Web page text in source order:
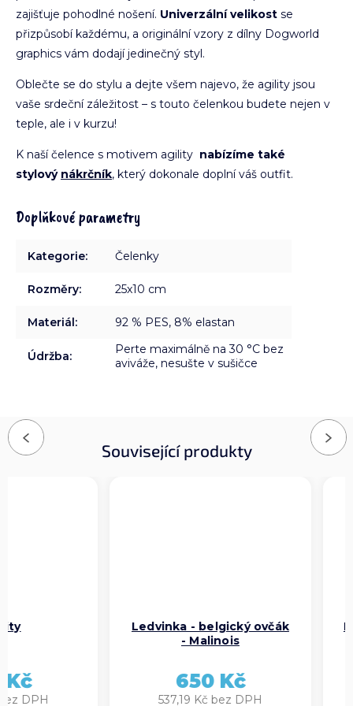
zajišťuje pohodlné nošení. Univerzální velikost se
přizpůsobí každému, a originální vzory z dílny Dogworld
graphics vám dodají jedinečný styl.
Oblečte se do stylu a dejte všem najevo, že agility jsou
vaše srdeční záležitost – s touto čelenkou budete nejen v
teple, ale i v kurzu!
K naší čelence s motivem agility nabízíme také
stylový nákrčník, který dokonale doplní váš outfit.
Doplňkové parametry
Kategorie: Čelenky
Rozměry: 25x10 cm
Materiál: 92 % PES, 8% elastan
Údržba:
Perte maximálně na 30 °C bez
aviváže, nesušte v sušičce
Související produkty
Previous
Ledvinka - belgický ovčák
537,19 Kč bez DPH
650 Kč
Ledvinka -
Next